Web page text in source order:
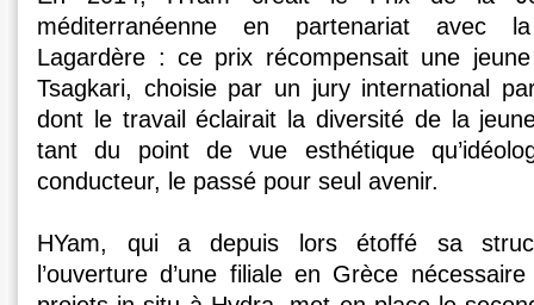
méditerranéenne en partenariat avec
Lagardère : ce prix récompensait une
Tsagkari, choisie par un jury international
dont le travail éclairait la diversité de la
tant du point de vue esthétique
conducteur, le passé pour seul avenir.
HYam, qui a depuis lors étoffé sa
l’ouverture d’une filiale en Grèce